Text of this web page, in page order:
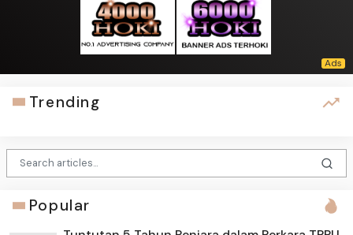
Trending
Popular